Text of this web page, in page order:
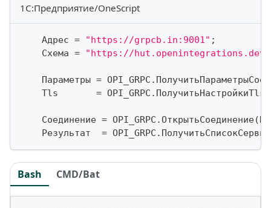
1С:Предприятие/OneScript
    Адрес
= "https://grpcb.in:9001" ;
    Схема
= "https://
    Параметры
= OPI_GRPC .
    Tls
= OPI_GRPC . ПолучитьНастройкиTls
    Соединение
= OPI_GRPC .ОткрытьСоединение(
    Результат
= OPI_GRPC .
Bash CMD/Bat